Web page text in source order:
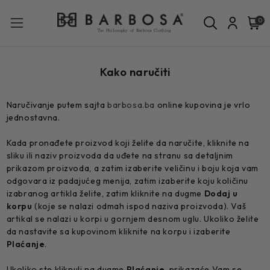
0
Kako naručiti
Naručivanje putem sajta barbosa.ba online kupovina je vrlo
jednostavna.
Kada pronađete proizvod koji želite da naručite, kliknite na
sliku ili naziv proizvoda da uđete na stranu sa detaljnim
prikazom proizvoda, a zatim izaberite veličinu i boju koja vam
odgovara iz padajućeg menija, zatim izaberite koju količinu
izabranog artikla želite, zatim kliknite na dugme Dodaj u
korpu (koje se nalazi odmah ispod naziva proizvoda). Vaš
artikal se nalazi u korpi u gornjem desnom uglu. Ukoliko želite
da nastavite sa kupovinom kliknite na korpu i izaberite
Plaćanje.